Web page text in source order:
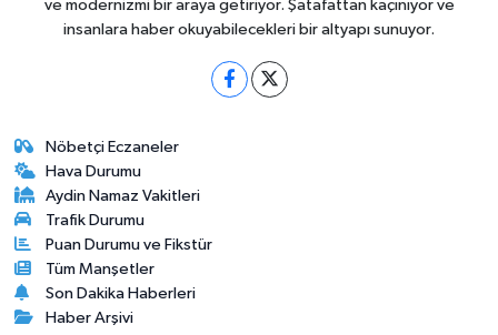
ve modernizmi bir araya getiriyor. Şatafattan kaçınıyor ve
insanlara haber okuyabilecekleri bir altyapı sunuyor.
Nöbetçi Eczaneler
Hava Durumu
Aydin Namaz Vakitleri
Trafik Durumu
Puan Durumu ve Fikstür
Tüm Manşetler
Son Dakika Haberleri
Haber Arşivi